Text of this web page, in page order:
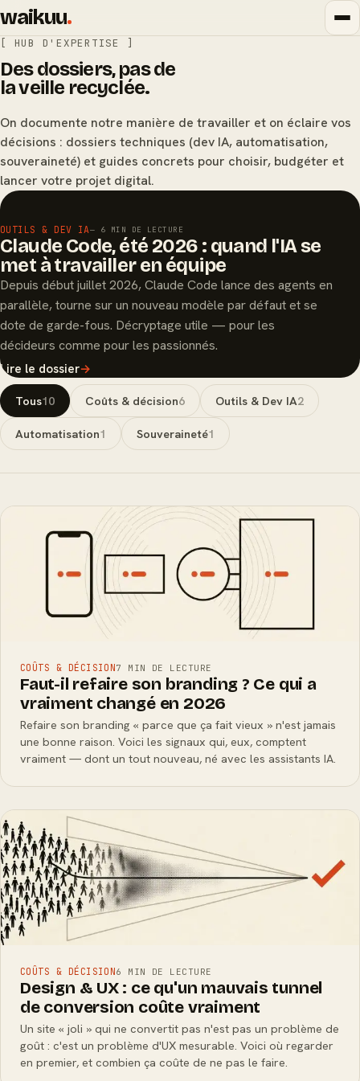
waikuu.
[ HUB D'EXPERTISE ]
Des dossiers, pas de
la veille recyclée.
On documente notre manière de travailler et on éclaire vos
décisions : dossiers techniques (dev IA, automatisation,
souveraineté) et guides concrets pour choisir, budgéter et
lancer votre projet digital.
OUTILS & DEV IA— 6 MIN DE LECTURE
Claude Code, été 2026 : quand l'IA se
met à travailler en équipe
Depuis début juillet 2026, Claude Code lance des agents en
parallèle, tourne sur un nouveau modèle par défaut et se
dote de garde-fous. Décryptage utile — pour les
décideurs comme pour les passionnés.
Lire le dossier→
Tous10 Coûts & décision6 Outils & Dev IA2
Automatisation1 Souveraineté1
COÛTS & DÉCISION7 MIN DE LECTURE
Faut-il refaire son branding ? Ce qui a
vraiment changé en 2026
Refaire son branding « parce que ça fait vieux » n'est jamais
une bonne raison. Voici les signaux qui, eux, comptent
vraiment — dont un tout nouveau, né avec les assistants IA.
COÛTS & DÉCISION6 MIN DE LECTURE
Design & UX : ce qu'un mauvais tunnel
de conversion coûte vraiment
Un site « joli » qui ne convertit pas n'est pas un problème de
goût : c'est un problème d'UX mesurable. Voici où regarder
en premier, et combien ça coûte de ne pas le faire.